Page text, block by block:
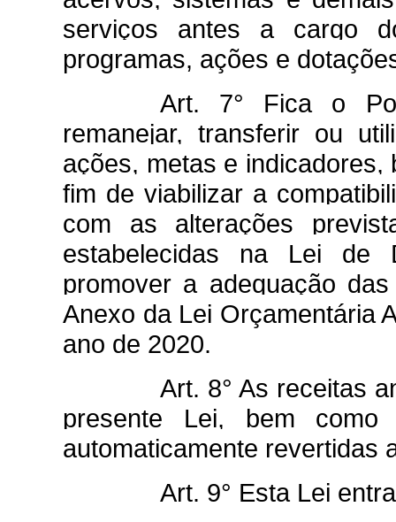
serviços antes a cargo
programas, ações e
Art. 7° Fica o
remanejar, transferir ou
ações, metas e
fim de viabilizar a
com as alterações
estabelecidas na Lei de
promover a adequação
Anexo da Lei Orçamentária
ano de 2020.
Art. 8° As receitas
presente Lei, bem
automaticamente revertidas
Art. 9° Esta Lei